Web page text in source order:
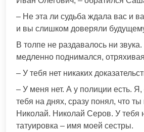
– Не эта ли судьба ждала вас и
и вы слишком доверяли
В толпе не раздавалось ни
медленно поднимался,
– У тебя нет никаких
– У меня нет. А у полиции есть.
тебя на днях, сразу понял, что
Николай. Николай Серов. У тебя
татуировка – имя моей сестры.